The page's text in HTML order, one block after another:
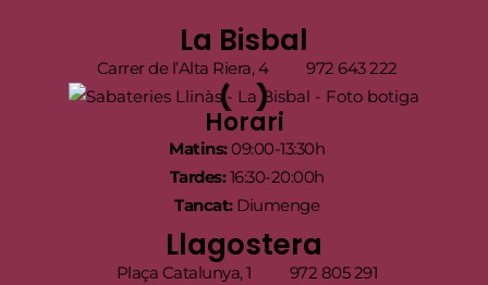
La Bisbal
Carrer de l’Alta Riera, 4 972 643 222
Horari
Matins:09:00-13:30h
Tardes:16:30-20:00h
Tancat:Diumenge
Llagostera
Plaça Catalunya, 1 972 805 291